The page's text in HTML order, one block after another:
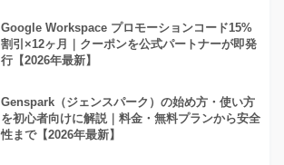
Google Workspace プロモーションコード15%
割引×12ヶ月｜クーポンを公式パートナーが即発
行【2026年最新】
Genspark（ジェンスパーク）の始め方・使い方
を初心者向けに解説｜料金・無料プランから安全
性まで【2026年最新】